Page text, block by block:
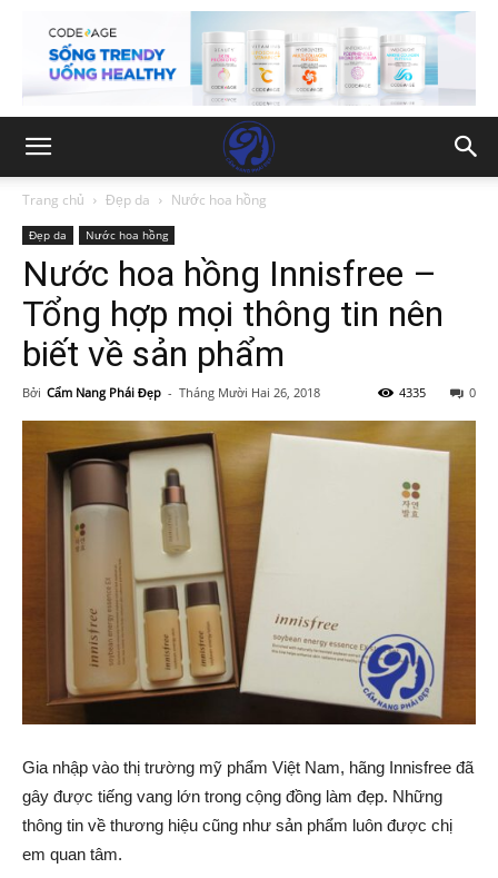
Trang chủ Đẹp da Nước hoa hồng
Đẹp da Nước hoa hồng
Nước hoa hồng Innisfree –
Tổng hợp mọi thông tin nên
biết về sản phẩm
Bởi Cẩm Nang Phái Đẹp - Tháng Mười Hai 26, 2018 0
4335
Gia nhập vào thị trường mỹ phẩm Việt Nam, hãng Innisfree đã
gây được tiếng vang lớn trong cộng đồng làm đẹp. Những
thông tin về thương hiệu cũng như sản phẩm luôn được chị
em quan tâm.